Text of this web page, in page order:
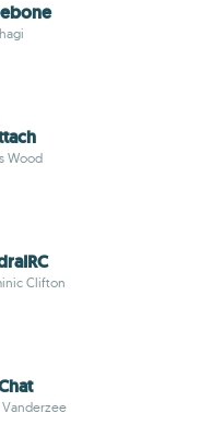
Wood
Clifton
Vanderzee